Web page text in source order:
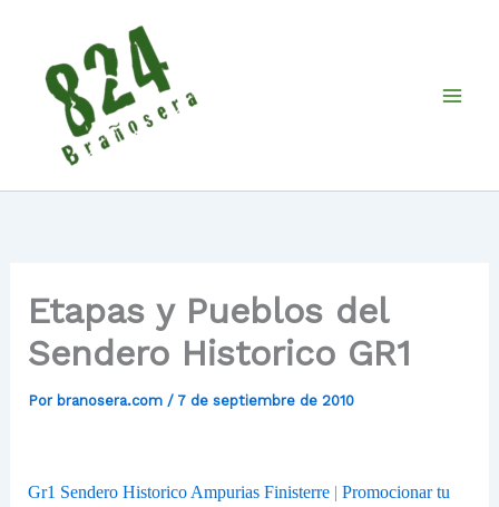
contenido
Etapas y Pueblos del
Sendero Historico GR1
Por branosera.com / 7 de septiembre de 2010
Gr1 Sendero Historico Ampurias Finisterre| Promocionar tu